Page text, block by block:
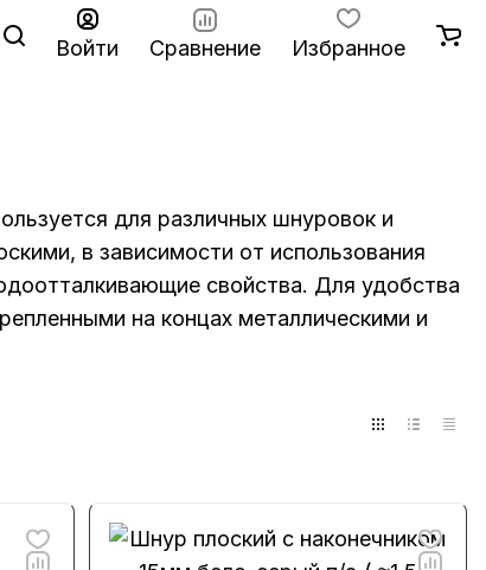
Войти Сравнение Избранное
для различных шнуровок и
в зависимости от использования
свойства. Для удобства
на концах металлическими и